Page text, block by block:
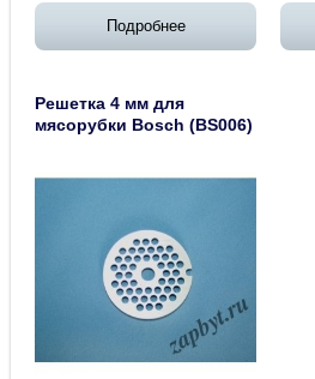
Подробнее
Решетка 4 мм для
мясорубки Bosch (BS006)